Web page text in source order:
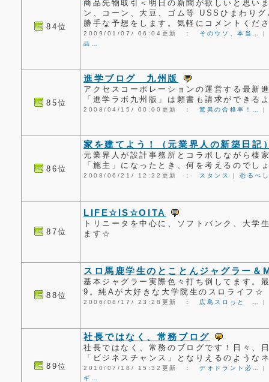
84位
商品先物取引＜明日の新聞が欲しいと思い
ン、コーン、大豆、ゴム等 USSひまわり
勝手な予想をします。気軽にコメントく
2009/01/07/ 06:04更新 ： そのウソ、本当…
品…
85位
進学ブログ 九州版
アクセスコーポレーションの運営する最新
「進学ラボ九州版」は願書も請求ができる
2008/04/15/ 00:00更新 ：驚異の合格率！…
86位
家を建てよう！（元業界人の新築日記
元業界人が設計事務所とコラボしながら棲
「施主」になったとき、何を考えるのでし
2008/06/21/ 12:22更新 ： スタンス |恐るべ
87位
LIFE☆IS☆OITA
トリニータを中心に、ソフトバンク、大学
ます☆
88位
スロ馬鹿学生のとことんジャグラー＆
基本ジャグラー実際色々打ち倒してます。
9。純Aが大好きな大学院生のスロライフ☆
2006/08/17/ 23:28更新 ： 広島スロっと …
89位
社長ではなく、常務ブログ
社長ではなく、常務のブログです！日々、
「ビジネスチャンス」となりえるのような
2010/07/18/ 15:32更新 ：デオドラント必…
ギ…